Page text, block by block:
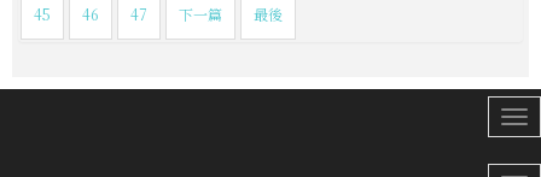
45 46 47 下一篇 最後